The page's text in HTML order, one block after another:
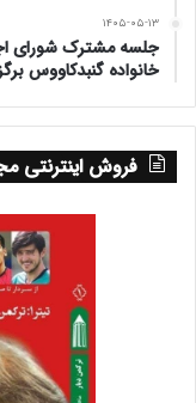
۱۴۰۵-۰۵-۱۳
جلسه مشترک شورای
خانواده گنبدکاووس
فروش اینترنتی